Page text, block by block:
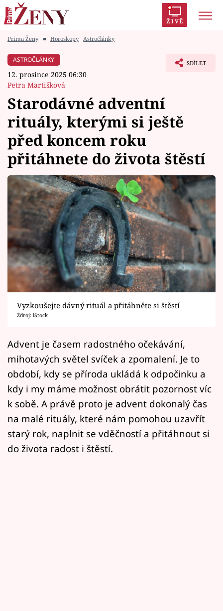
ŽIVĚ
Módní alarm
Témata
Celebrity
Vztahy
Seriály
Horoskopy
Sledujte prima+
Filmový festival Karlovy Vary
Přihlášení
Sledujte nás
Prima Ženy ■ Horoskopy Astročlánky
ASTROČLÁNKY
12. prosince 2025 06:30
Petra Martišková
SDÍLET
Starodávné adventní
rituály, kterými si ještě
před koncem roku
přitáhnete do života štěstí
Vyzkoušejte dávný rituál a přitáhněte si štěstí
Zdroj: iStock
Advent je časem radostného očekávání,
mihotavých světel svíček a zpomalení. Je to
období, kdy se příroda ukládá k odpočinku a
kdy i my máme možnost obrátit pozornost víc
k sobě. A právě proto je advent dokonalý čas
na malé rituály, které nám pomohou uzavřít
starý rok, naplnit se vděčností a přitáhnout si
do života radost i štěstí.